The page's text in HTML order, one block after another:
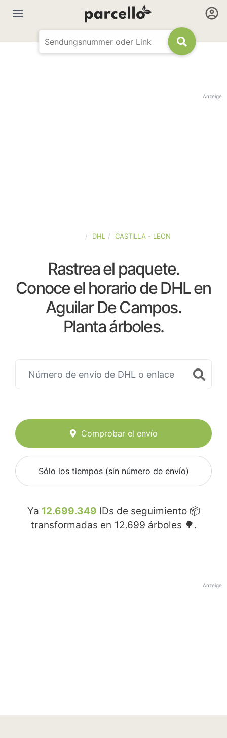
Anzeige
DHL CASTILLA - LEON
Rastrea el paquete.
Conoce el horario de DHL en
Aguilar De Campos.
Planta árboles.
Comprobar el envío
Sólo los tiempos (sin número de envío)
Ya 12.699.349 IDs de seguimiento 📦
transformadas en 12.699 árboles 🌳.
Anzeige